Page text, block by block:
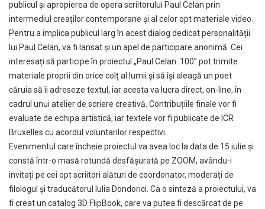
publicul și apropierea de opera scriitorului Paul Celan prin
intermediul creaților contemporane și al celor opt materiale video.
Pentru a implica publicul larg în acest dialog dedicat personalității
lui Paul Celan, va fi lansat și un apel de participare anonimă. Cei
interesați să participe în proiectul „Paul Celan. 100” pot trimite
materiale proprii din orice colț al lumii și să își aleagă un poet
căruia să îi adreseze textul, iar acesta va lucra direct, on-line, în
cadrul unui atelier de scriere creativă. Contribuțiile finale vor fi
evaluate de echipa artistică, iar textele vor fi publicate de ICR
Bruxelles cu acordul voluntarilor respectivi.
Evenimentul care încheie proiectul va avea loc la data de 15 iulie și
constă într-o masă rotundă desfășurată pe ZOOM, avându-i
invitați pe cei opt scriitori alături de coordonator, moderați de
filologul și traducătorul Iulia Dondorici. Ca o sinteză a proiectului, va
fi creat un catalog 3D FlipBook, care va putea fi descărcat de pe